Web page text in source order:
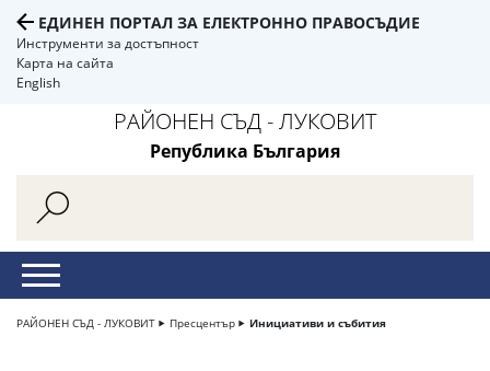
ЕДИНЕН ПОРТАЛ ЗА ЕЛЕКТРОННО ПРАВОСЪДИЕ
Инструменти за достъпност
Карта на сайта
English
РАЙОНЕН СЪД - ЛУКОВИТ
Република България
РАЙОНЕН СЪД - ЛУКОВИТ Пресцентър Инициативи и събития